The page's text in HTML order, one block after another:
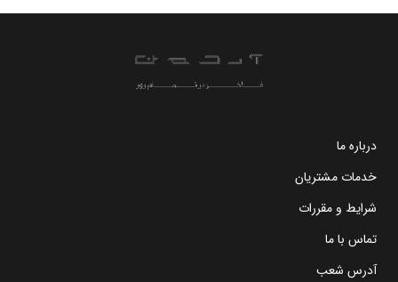
درباره ما
خدمات مشتریان
شرایط و مقررات
تماس با ما
آدرس شعب